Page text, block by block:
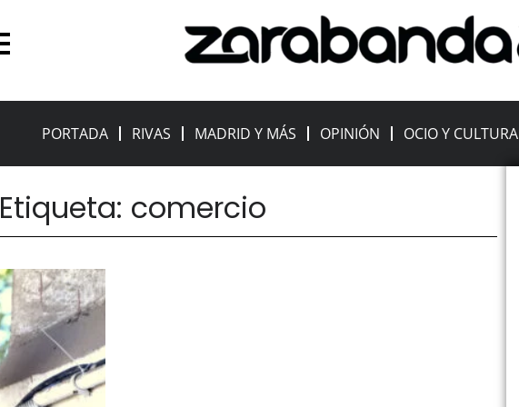
PORTADA RIVAS MADRID Y MÁS OPINIÓN OCIO Y CULTURA
Etiqueta: comercio